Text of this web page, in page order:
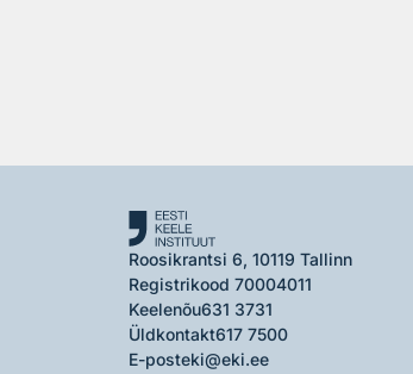
Roosikrantsi 6, 10119 Tallinn
Registrikood 70004011
Keelenõu631 3731
Üldkontakt617 7500
E-posteki@eki.ee